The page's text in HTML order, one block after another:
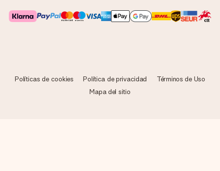
Políticas de cookies Política de privacidad
Términos de Uso
Mapa del sitio